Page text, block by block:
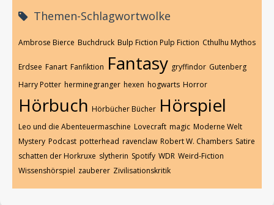
Themen-Schlagwortwolke
Ambrose Bierce Buchdruck Bulp Fiction Pulp Fiction Cthulhu Mythos
Erdsee Fanart Fanfiktion Fantasy gryffindor Gutenberg
Harry Potter herminegranger hexen hogwarts Horror
Hörbuch Hörbücher Bücher Hörspiel
Leo und die Abenteuermaschine Lovecraft magic Moderne Welt
Mystery Podcast potterhead ravenclaw Robert W. Chambers Satire
schatten der Horkruxe slytherin Spotify WDR Weird-Fiction
Wissenshörspiel zauberer Zivilisationskritik